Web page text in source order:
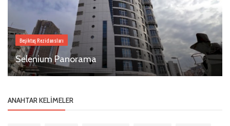
Beşiktaş Rezidansları
Selenium Panorama
ANAHTAR KELIMELER